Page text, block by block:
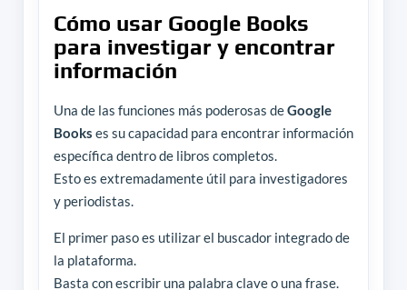
Cómo usar Google Books
para investigar y encontrar
información
Una de las funciones más poderosas deGoogle
Books es su capacidad para encontrar información
específica dentro de libros completos.
Esto es extremadamente útil para investigadores
y periodistas.
El primer paso es utilizar el buscador integrado de
la plataforma.
Basta con escribir una palabra clave o una frase.